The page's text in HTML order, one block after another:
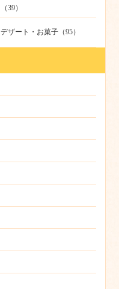
（39）
デザート・お菓子（95）